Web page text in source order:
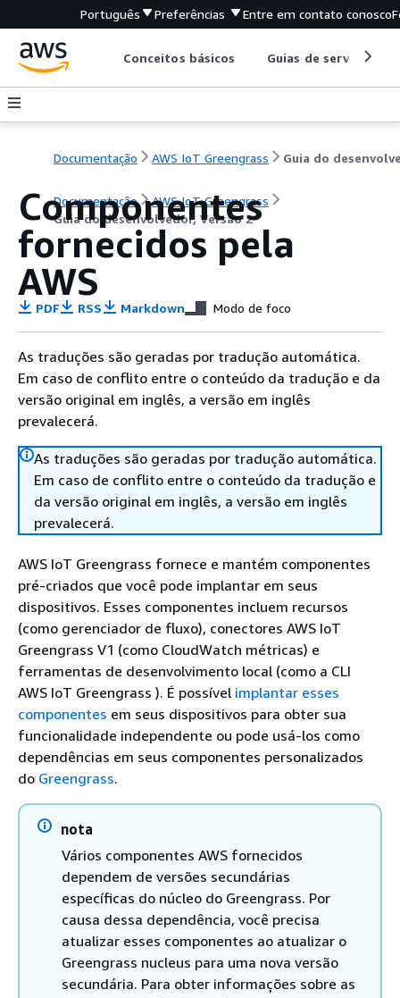
Português Preferências Entre em contato conosco
Conceitos básicos Guias de serviço
Documentação AWS IoT Greengrass
Documentação
AWS IoT Greengrass
Guia do desenvolvedor, Versão 2
Componentes
fornecidos pela
AWS
PDF RSS Markdown Modo de foco
As traduções são geradas por tradução automática.
Em caso de conflito entre o conteúdo da tradução e da
versão original em inglês, a versão em inglês
prevalecerá.
As traduções são geradas por tradução automática.
Em caso de conflito entre o conteúdo da tradução e
da versão original em inglês, a versão em inglês
prevalecerá.
AWS IoT Greengrass fornece e mantém componentes
pré-criados que você pode implantar em seus
dispositivos. Esses componentes incluem recursos
(como gerenciador de fluxo), conectores AWS IoT
Greengrass V1 (como CloudWatch métricas) e
ferramentas de desenvolvimento local (como a CLI
AWS IoT Greengrass ). É possível implantar esses
componentes em seus dispositivos para obter sua
funcionalidade independente ou pode usá-los como
dependências em seus componentes personalizados
do Greengrass.
nota
Vários componentes AWS fornecidos
dependem de versões secundárias
específicas do núcleo do Greengrass. Por
causa dessa dependência, você precisa
atualizar esses componentes ao atualizar o
Greengrass nucleus para uma nova versão
secundária. Para obter informações sobre as